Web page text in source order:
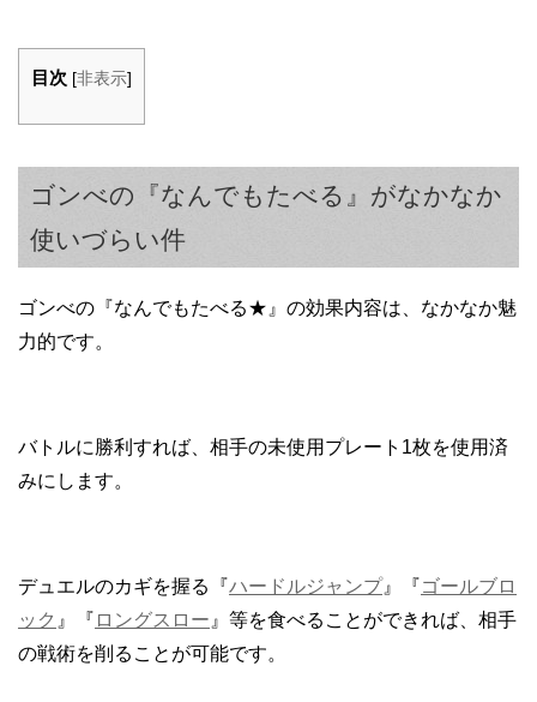
目次 [非表示]
ゴンべの『なんでもたべる』がなかなか
使いづらい件
ゴンべの『なんでもたべる★』の効果内容は、なかなか魅
力的です。
バトルに勝利すれば、相手の未使用プレート1枚を使用済
みにします。
デュエルのカギを握る『ハードルジャンプ』『ゴールブロ
ック 』『 ロングスロー 』等を食べることができれば、相手
の戦術を削ることが可能です。